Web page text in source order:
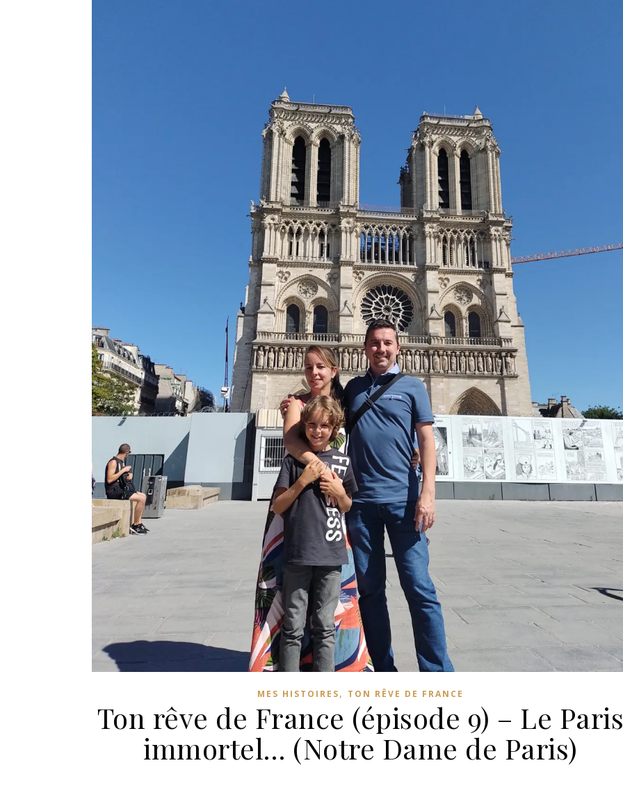
MES HISTOIRES, TON RÊVE DE FRANCE
Ton rêve de France (épisode 9) – Le Paris
immortel… (Notre Dame de Paris)